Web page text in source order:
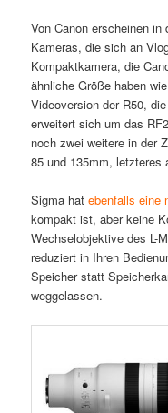
Von Canon erscheinen
Kameras, die sich an
Kompaktkamera, die
ähnliche Größe haben
Videoversion der R50,
erweitert sich um das
noch zwei weitere in der
85 und 135mm,
Sigma hatebenfalls eine
kompakt ist, aber keine
Wechselobjektive des L-
reduziert in Ihren
Speicher statt
weggelassen.